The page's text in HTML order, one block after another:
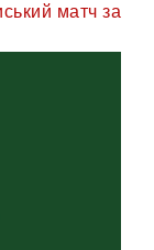
матч за